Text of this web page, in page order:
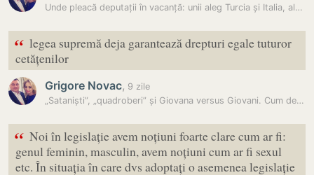
Unde pleacă deputații în vacanță: unii aleg Turcia și Italia, alții…
“ legea supremă deja garantează drepturi egale tuturor
cetățenilor
Grigore Novac, 9 zile
„Sataniști”, „quadroberi” și Giovana versus Giovani. Cum dezbaterea…
“ Noi în legislație avem noțiuni foarte clare cum ar fi:
genul feminin, masculin, avem noțiuni cum ar fi sexul
etc. În situația în care dvs adoptați o asemenea legislație